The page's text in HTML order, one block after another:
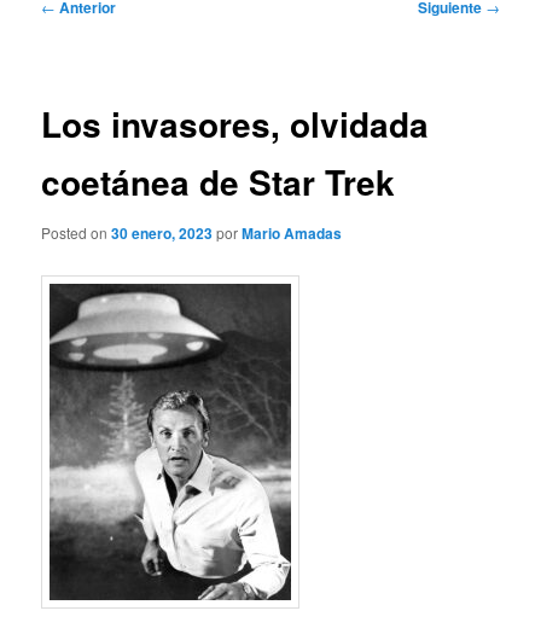
← Anterior Siguiente →
Los invasores, olvidada
coetánea de Star Trek
Posted on30 enero, 2023porMario Amadas